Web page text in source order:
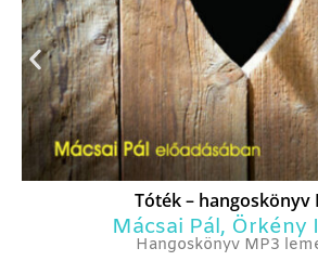
Tóték – hangoskönyv
Mácsai Pál, Örkény
Hangoskönyv MP3